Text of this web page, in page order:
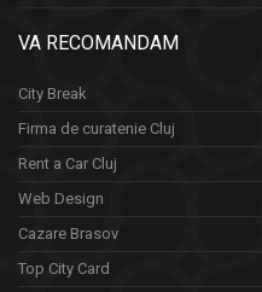
VA RECOMANDAM
City Break
Firma de curatenie Cluj
Rent a Car Cluj
Web Design
Cazare Brasov
Top City Card